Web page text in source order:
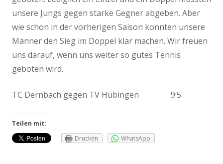
unsere Jungs gegen starke Gegner abgeben. Aber
wie schon in der vorherigen Saison konnten unsere
Männer den Sieg im Doppel klar machen. Wir freuen
uns darauf, wenn uns weiter so gutes Tennis
geboten wird.
TC Dernbach gegen TV Hübingen 9:5
Teilen mit:
Drucken
WhatsApp